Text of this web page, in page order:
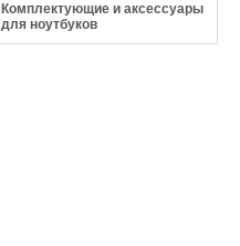
Комплектующие и аксессуары
для ноутбуков